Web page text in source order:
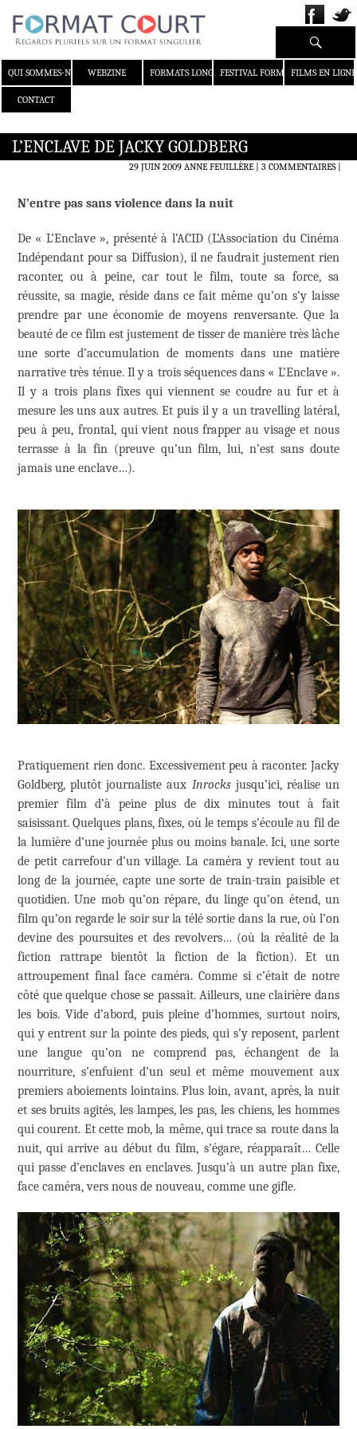
QUI SOMMES-NOUS ?WEBZINE FORMATS LONGS FESTIVAL FORMAT COURT
FILMS EN LIGNE
CONTACT
Recherche
L’ENCLAVE DE JACKY GOLDBERG
29 JUIN 2009 ANNE FEUILLÈRE 3 COMMENTAIRES|
N’entre pas sans violence dans la nuit
De « L’Enclave », présenté à l’ACID (L’Association du Cinéma
Indépendant pour sa Diffusion), il ne faudrait justement rien
raconter, ou à peine, car tout le film, toute sa force, sa
réussite, sa magie, réside dans ce fait même qu’on s’y laisse
prendre par une économie de moyens renversante. Que la
beauté de ce film est justement de tisser de manière très lâche
une sorte d’accumulation de moments dans une matière
narrative très ténue. Il y a trois séquences dans « L’Enclave ».
Il y a trois plans fixes qui viennent se coudre au fur et à
mesure les uns aux autres. Et puis il y a un travelling latéral,
peu à peu, frontal, qui vient nous frapper au visage et nous
terrasse à la fin (preuve qu’un film, lui, n’est sans doute
jamais une enclave…).
Pratiquement rien donc. Excessivement peu à raconter. Jacky
Goldberg, plutôt journaliste aux Inrocksjusqu’ici, réalise un
premier film d’à peine plus de dix minutes tout à fait
saisissant. Quelques plans, fixes, où le temps s’écoule au fil de
la lumière d’une journée plus ou moins banale. Ici, une sorte
de petit carrefour d’un village. La caméra y revient tout au
long de la journée, capte une sorte de train-train paisible et
quotidien. Une mob qu’on répare, du linge qu’on étend, un
film qu’on regarde le soir sur la télé sortie dans la rue, où l’on
devine des poursuites et des revolvers… (où la réalité de la
fiction rattrape bientôt la fiction de la fiction). Et un
attroupement final face caméra. Comme si c’était de notre
côté que quelque chose se passait. Ailleurs, une clairière dans
les bois. Vide d’abord, puis pleine d’hommes, surtout noirs,
qui y entrent sur la pointe des pieds, qui s’y reposent, parlent
une langue qu’on ne comprend pas, échangent de la
nourriture, s’enfuient d’un seul et même mouvement aux
premiers aboiements lointains. Plus loin, avant, après, la nuit
et ses bruits agités, les lampes, les pas, les chiens, les hommes
qui courent. Et cette mob, la même, qui trace sa route dans la
nuit, qui arrive au début du film, s’égare, réapparaît… Celle
qui passe d’enclaves en enclaves. Jusqu’à un autre plan fixe,
face caméra, vers nous de nouveau, comme une gifle.